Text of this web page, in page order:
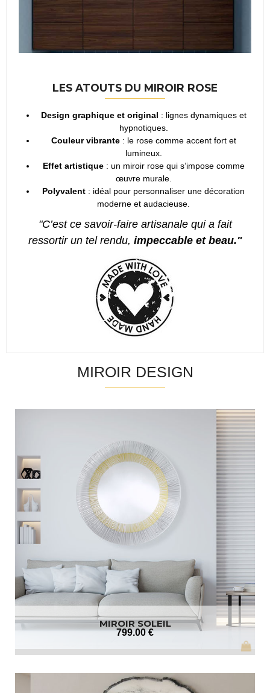
LES ATOUTS DU MIROIR ROSE
Design graphique et original : lignes dynamiques et
hypnotiques.
Couleur vibrante: le rose comme accent fort et
lumineux.
Effet artistique: un miroir rose qui s’impose comme
œuvre murale.
Polyvalent : idéal pour personnaliser une décoration
moderne et audacieuse.
"C’est ce savoir-faire artisanale qui a fait
ressortir un tel rendu, impeccable et beau."
MIROIR DESIGN
MIROIR SOLEIL
799.00 €